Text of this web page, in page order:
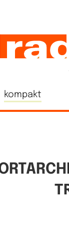
kompakt